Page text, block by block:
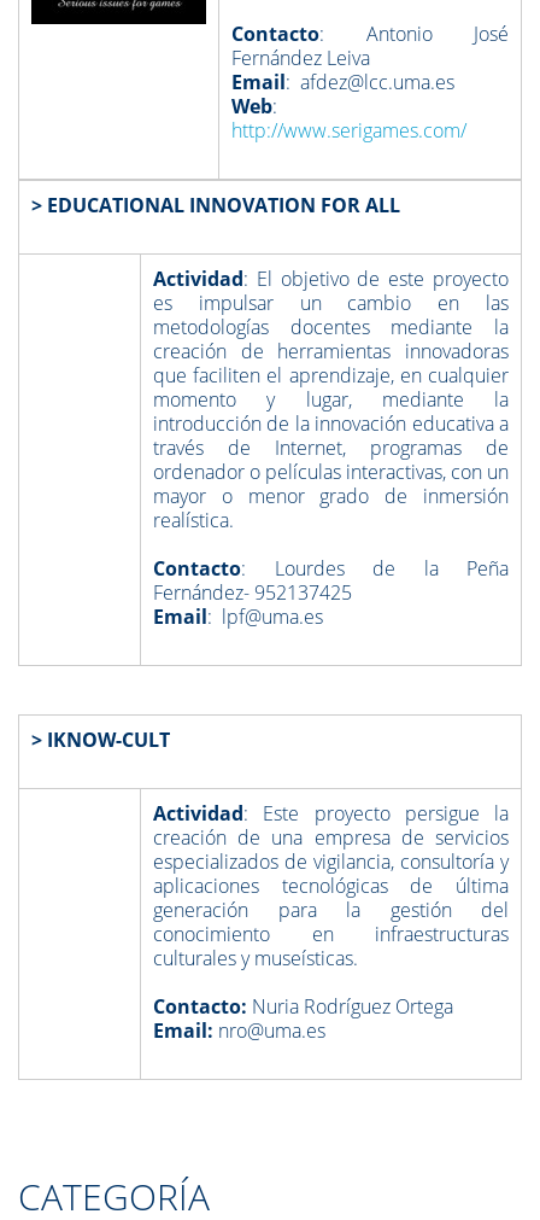
Contacto: Antonio José
Fernández Leiva
Email: afdez@lcc.uma.es
Web:
http://www.serigames.com/
> EDUCATIONAL INNOVATION FOR ALL
Actividad: El objetivo de este proyecto
es impulsar un cambio en las
metodologías docentes mediante la
creación de herramientas innovadoras
que faciliten el aprendizaje, en cualquier
momento y lugar, mediante la
introducción de la innovación educativa a
través de Internet, programas de
ordenador o películas interactivas, con un
mayor o menor grado de inmersión
realística.
Contacto: Lourdes de la Peña
Fernández- 952137425
Email: lpf@uma.es
> IKNOW-CULT
Actividad: Este proyecto persigue la
creación de una empresa de servicios
especializados de vigilancia, consultoría y
aplicaciones tecnológicas de última
generación para la gestión del
conocimiento en infraestructuras
culturales y museísticas.
Contacto: Nuria Rodríguez Ortega
Email: nro@uma.es
CATEGORÍA